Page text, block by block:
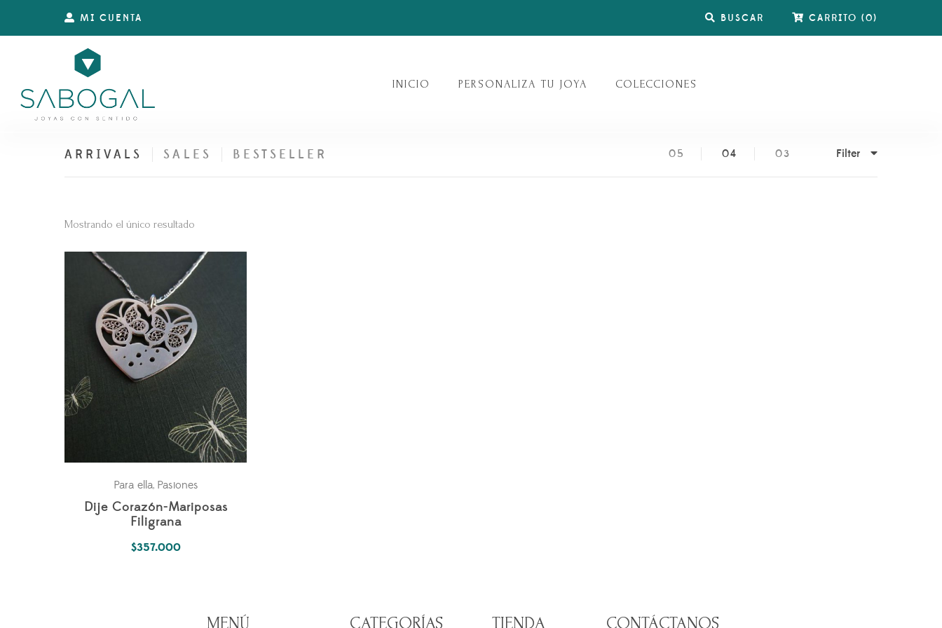
MI CUENTA BUSCAR CARRITO (0)
INICIO PERSONALIZA TU JOYA COLECCIONES
ARRIVALS SALES BESTSELLER 05 04 03 Filter
Mostrando el único resultado
Para ella, Pasiones
Dije Corazón-Mariposas
Filigrana
$357.000
MENÚ CATEGORÍAS TIENDA CONTÁCTANOS